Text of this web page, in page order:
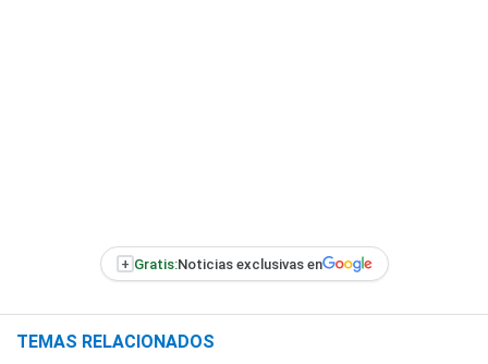
+ Gratis:Noticias exclusivas en
TEMAS RELACIONADOS